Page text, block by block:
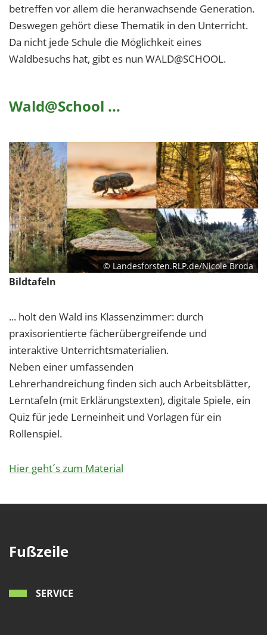
betreffen vor allem die heranwachsende Generation.
Deswegen gehört diese Thematik in den Unterricht.
Da nicht jede Schule die Möglichkeit eines
Waldbesuchs hat, gibt es nun WALD@SCHOOL.
Wald@School ...
© Landesforsten.RLP.de/Nicole Broda
Bildtafeln
... holt den Wald ins Klassenzimmer: durch
praxisorientierte fächerübergreifende und
interaktive Unterrichtsmaterialien.
Neben einer umfassenden
Lehrerhandreichung finden sich auch Arbeitsblätter,
Lerntafeln (mit Erklärungstexten), digitale Spiele, ein
Quiz für jede Lerneinheit und Vorlagen für ein
Rollenspiel.
Hier geht´s zum Material
Fußzeile
SERVICE
Name:
Zweck:
Dieser Cookie speichert die ausgewählten
Einverständnis-Optionen des Benutzers
1 Jahr
EXTERNE MEDIEN
Um Inhalte von Videoplattformen und Social Media
Plattformen anzeigen zu können, werden von
diesen externen Medien Cookies gesetzt.
YouTube
Vimeo